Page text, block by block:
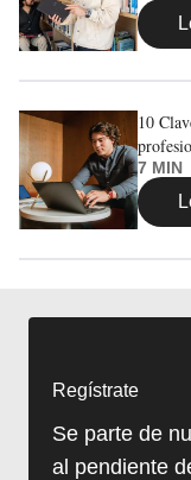
10
7 MIN
Regístrate
Se parte de
al pendiente